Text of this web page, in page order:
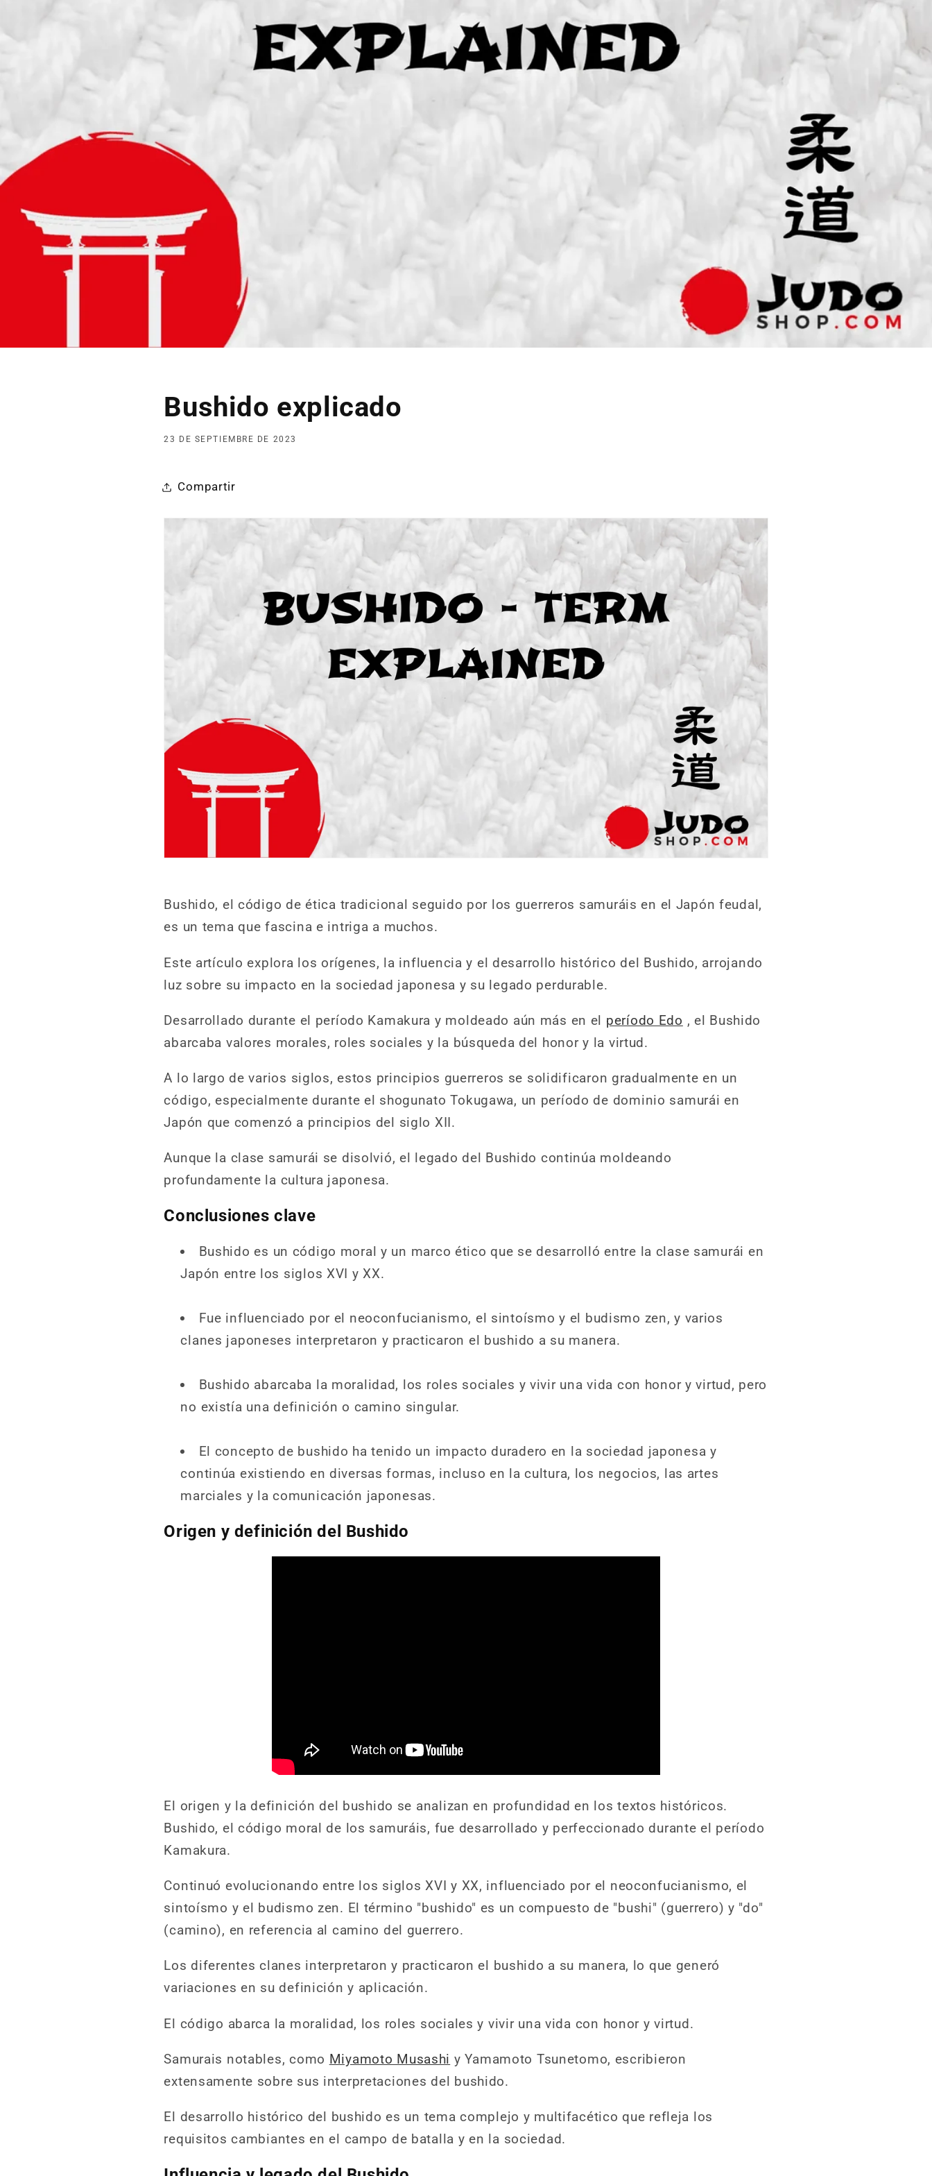
Bushido explicado
23 DE SEPTIEMBRE DE 2023
Compartir
Bushido, el código de ética tradicional seguido por los guerreros samuráis en el Japón feudal,
es un tema que fascina e intriga a muchos.
Este artículo explora los orígenes, la influencia y el desarrollo histórico del Bushido, arrojando
luz sobre su impacto en la sociedad japonesa y su legado perdurable.
Desarrollado durante el período Kamakura y moldeado aún más en el período Edo , el Bushido
abarcaba valores morales, roles sociales y la búsqueda del honor y la virtud.
A lo largo de varios siglos, estos principios guerreros se solidificaron gradualmente en un
código, especialmente durante el shogunato Tokugawa, un período de dominio samurái en
Japón que comenzó a principios del siglo XII.
Aunque la clase samurái se disolvió, el legado del Bushido continúa moldeando
profundamente la cultura japonesa.
Conclusiones clave
Bushido es un código moral y un marco ético que se desarrolló entre la clase samurái en
Japón entre los siglos XVI y XX.
Fue influenciado por el neoconfucianismo, el sintoísmo y el budismo zen, y varios
clanes japoneses interpretaron y practicaron el bushido a su manera.
Bushido abarcaba la moralidad, los roles sociales y vivir una vida con honor y virtud, pero
no existía una definición o camino singular.
El concepto de bushido ha tenido un impacto duradero en la sociedad japonesa y
continúa existiendo en diversas formas, incluso en la cultura, los negocios, las artes
marciales y la comunicación japonesas.
Origen y definición del Bushido
El origen y la definición del bushido se analizan en profundidad en los textos históricos.
Bushido, el código moral de los samuráis, fue desarrollado y perfeccionado durante el período
Kamakura.
Continuó evolucionando entre los siglos XVI y XX, influenciado por el neoconfucianismo, el
sintoísmo y el budismo zen. El término "bushido" es un compuesto de "bushi" (guerrero) y "do"
(camino), en referencia al camino del guerrero.
Los diferentes clanes interpretaron y practicaron el bushido a su manera, lo que generó
variaciones en su definición y aplicación.
El código abarca la moralidad, los roles sociales y vivir una vida con honor y virtud.
Samurais notables, como Miyamoto Musashi y Yamamoto Tsunetomo, escribieron
extensamente sobre sus interpretaciones del bushido.
El desarrollo histórico del bushido es un tema complejo y multifacético que refleja los
requisitos cambiantes en el campo de batalla y en la sociedad.